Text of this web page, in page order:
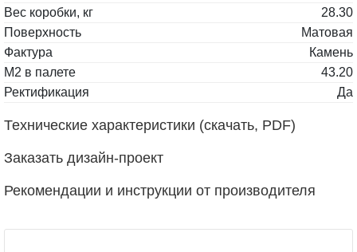
Вес коробки, кг
28.30
Поверхность
Матовая
Фактура
Камень
М2 в палете
43.20
Ректификация
Да
Технические характеристики (скачать, PDF)
Заказать дизайн-проект
Рекомендации и инструкции от производителя